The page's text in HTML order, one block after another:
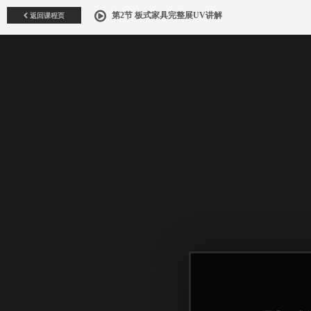
返回课程页 第2节 板式家具完整展UV讲解